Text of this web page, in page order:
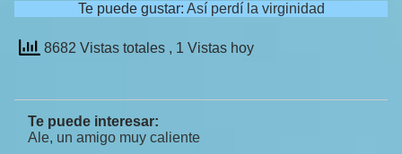
Te puede gustar: Así perdí la virginidad
8682 Vistas totales , 1 Vistas hoy
Te puede interesar:
Ale, un amigo muy caliente